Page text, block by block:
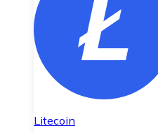
Litecoin